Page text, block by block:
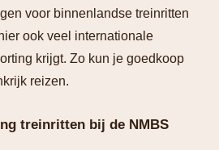
voor binnenlandse treinritten
ook veel internationale
krijgt. Zo kun je goedkoop
reizen.
treinritten bij de NMBS